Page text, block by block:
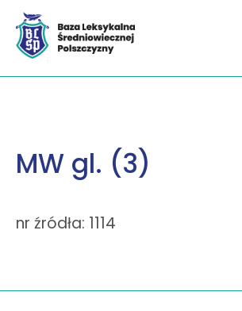
MW gl. (3)
nr źródła: 1114